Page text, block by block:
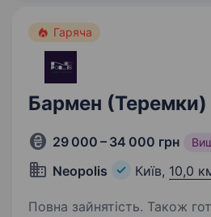
Гаряча
Бармен (Теремки)
29 000 – 34 000 грн
Neopolis Київ, 10,0
Повна зайнятість. Також